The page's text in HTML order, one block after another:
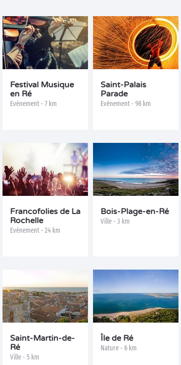
Festival Musique
en Ré
Evénement - 7 km
Saint-Palais
Parade
Evénement - 98 km
Francofolies de La
Rochelle
Evénement - 24 km
Bois-Plage-en-Ré
Ville - 3 km
Saint-Martin-de-
Ré
Ville - 5 km
Île de Ré
Nature - 6 km